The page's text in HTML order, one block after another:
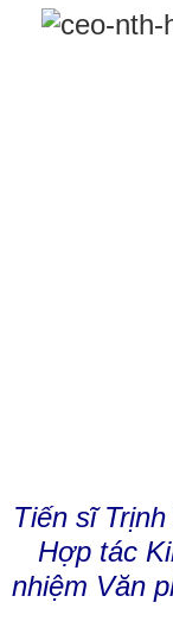
Tiến sĩ
Hợp tác
nhiệm Văn